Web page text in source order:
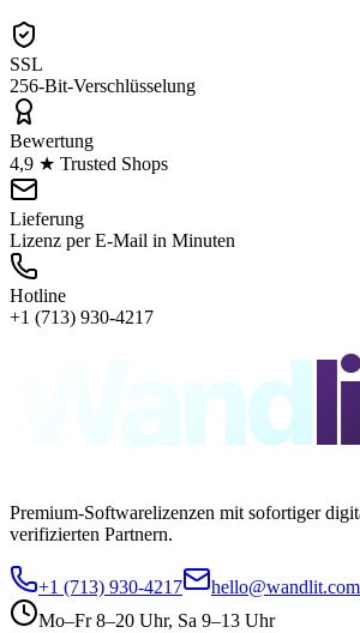
SSL
256-Bit-Verschlüsselung
Bewertung
4,9 ★ Trusted Shops
Lieferung
Lizenz per E-Mail in Minuten
Hotline
+1 (713) 930-4217
Wand
Premium-Softwarelizenzen mit sofortiger
verifizierten Partnern.
+1 (713) 930-4217
hello@wandlit.com
Mo–Fr 8–20 Uhr, Sa 9–13 Uhr